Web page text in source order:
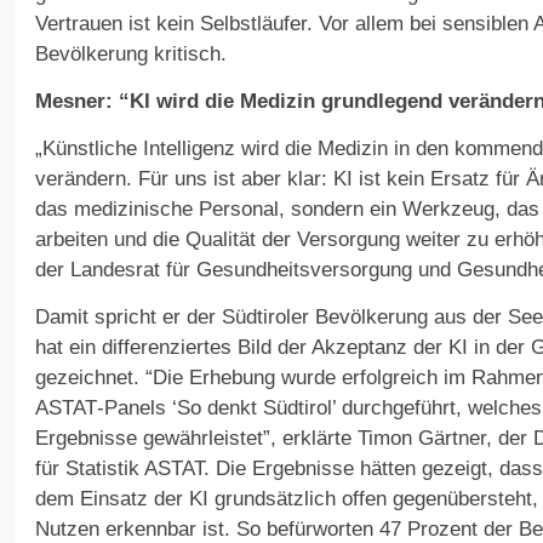
Vertrauen ist kein Selbstläufer. Vor allem bei sensiblen
Bevölkerung kritisch.
Mesner: “KI wird die Medizin grundlegend
„Künstliche Intelligenz wird die Medizin in den
verändern. Für uns ist aber klar: KI ist kein Ersatz für
das medizinische Personal, sondern ein Werkzeug,
arbeiten und die Qualität der Versorgung weiter zu
der Landesrat für Gesundheitsversorgung und
Damit spricht er der Südtiroler Bevölkerung aus der
hat ein differenziertes Bild der Akzeptanz der KI in der
gezeichnet. “Die Erhebung wurde erfolgreich im
ASTAT‑Panels ‘So denkt Südtirol’ durchgeführt,
Ergebnisse gewährleistet”, erklärte Timon Gärtner, der
für Statistik ASTAT. Die Ergebnisse hätten gezeigt,
dem Einsatz der KI grundsätzlich offen
Nutzen erkennbar ist. So befürworten 47 Prozent der